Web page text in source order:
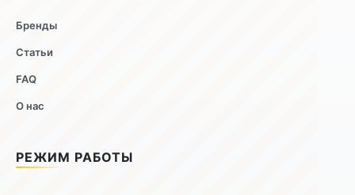
Бренды
Статьи
FAQ
О нас
РЕЖИМ РАБОТЫ